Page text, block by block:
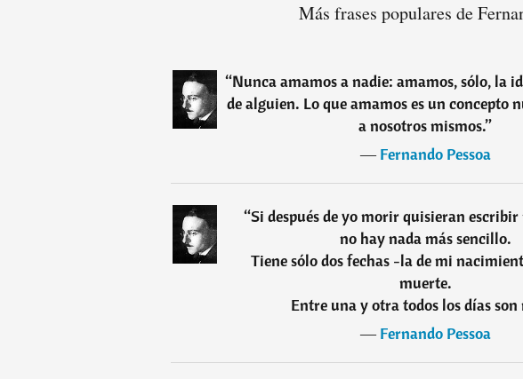
Más frases populares de
“Nunca amamos a nadie: amamos, sólo, la
de alguien. Lo que amamos es un concepto
a nosotros mismos.”
―Fernando Pessoa
“Si después de yo morir quisieran
no hay nada más sencillo.
Tiene sólo dos fechas -la de mi
muerte.
Entre una y otra todos los días son
―Fernando Pessoa